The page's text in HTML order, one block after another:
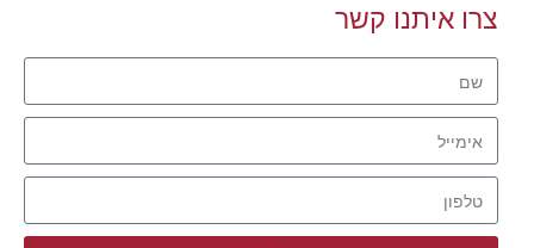
צרו איתנו קשר